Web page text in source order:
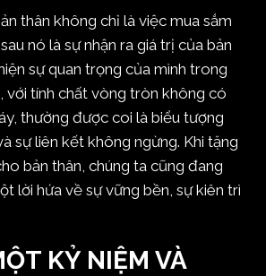
thân không chỉ là việc mua sắm
nó là sự nhận ra giá trị của bản
sự quan trọng của mình trong
với tính chất vòng tròn không có
thường được coi là biểu tượng
sự liên kết không ngừng. Khi tặng
bản thân, chúng ta cũng đang
lời hứa về sự vững bền, sự kiên trì
KỶ NIỆM VÀ